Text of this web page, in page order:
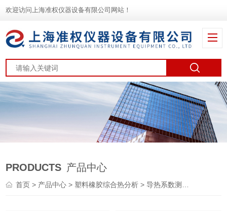
欢迎访问上海准权仪器设备有限公司网站！
PRODUCTS 产品中心
首页> 产品中心 > 塑料橡胶综合热分析 >导热系数测试仪